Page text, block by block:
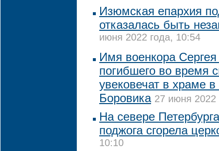
Изюмская епархия
отказалась быть
июня 2022 года, 10:54
Имя военкора
погибшего во время
увековечат в храме
Боровика 27 июня 2022
На севере
поджога сгорела
10:10